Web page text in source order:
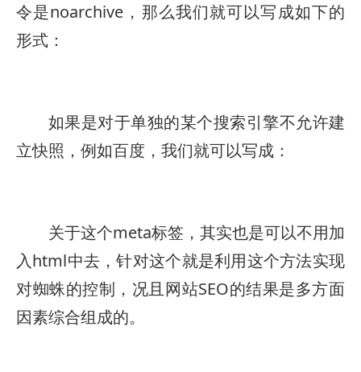
令是noarchive，那么我们就可以写成如下的
形式：
如果是对于单独的某个搜索引擎不允许建
立快照，例如百度，我们就可以写成：
关于这个meta标签，其实也是可以不用加
入html中去，针对这个就是利用这个方法实现
对蜘蛛的控制，况且网站SEO的结果是多方面
因素综合组成的。